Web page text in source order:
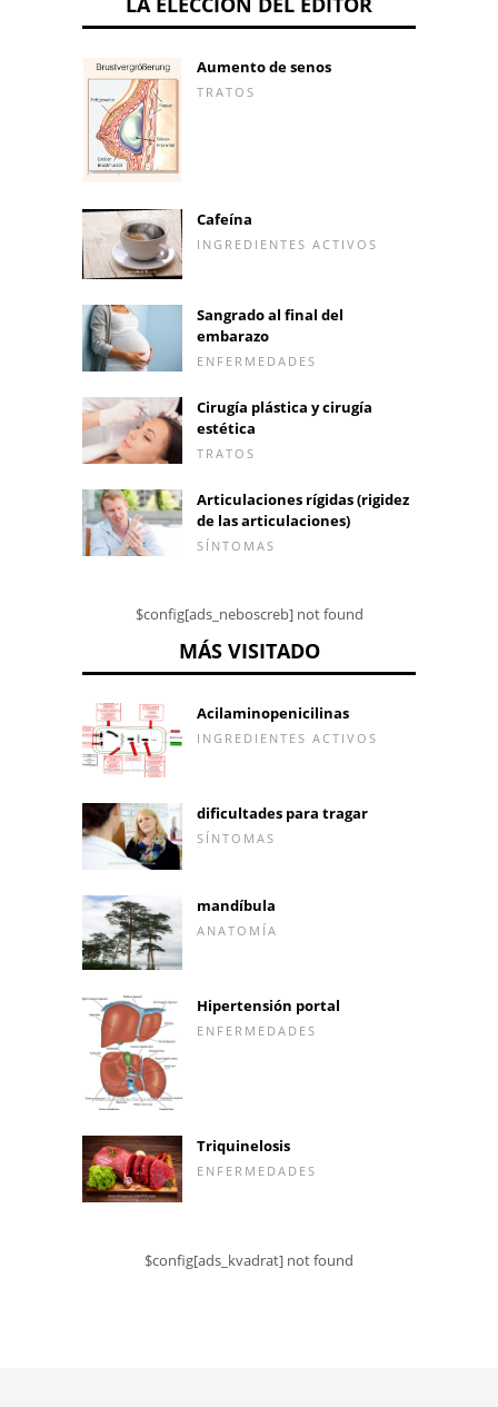
Aumento de senos
TRATOS
Cafeína
INGREDIENTES ACTIVOS
Sangrado al final del
embarazo
ENFERMEDADES
Cirugía plástica y cirugía
estética
TRATOS
Articulaciones rígidas (rigidez
de las articulaciones)
SÍNTOMAS
$config[ads_neboscreb] not found
MÁS VISITADO
Acilaminopenicilinas
INGREDIENTES ACTIVOS
dificultades para tragar
SÍNTOMAS
mandíbula
ANATOMÍA
Hipertensión portal
ENFERMEDADES
Triquinelosis
ENFERMEDADES
$config[ads_kvadrat] not found